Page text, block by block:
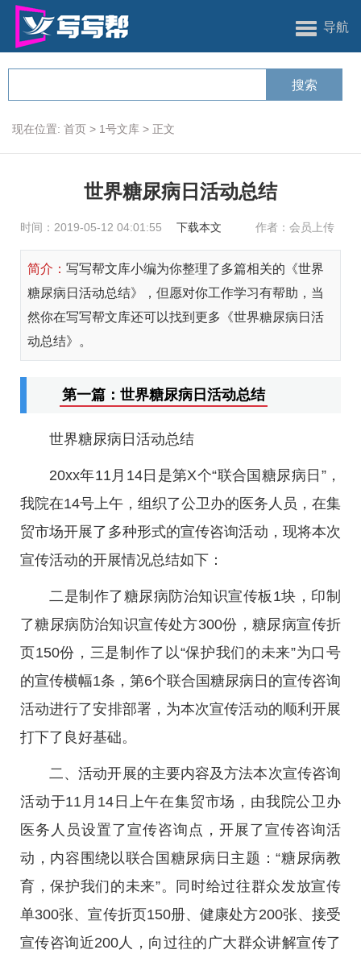
导航
现在位置: 首页 > 1号文库 > 正文
世界糖尿病日活动总结
时间：2019-05-12 04:01:55 下载本文 作者：会员上传
简介： 写写帮文库小编为你整理了多篇相关的《世界
糖尿病日活动总结》，但愿对你工作学习有帮助，当
然你在写写帮文库还可以找到更多《世界糖尿病日活
动总结》。
第一篇：世界糖尿病日活动总结
世界糖尿病日活动总结
20xx年11月14日是第X个“联合国糖尿病日”，
我院在14号上午，组织了公卫办的医务人员，在集
贸市场开展了多种形式的宣传咨询活动，现将本次
宣传活动的开展情况总结如下：
二是制作了糖尿病防治知识宣传板1块，印制
了糖尿病防治知识宣传处方300份，糖尿病宣传折
页150份，三是制作了以“保护我们的未来”为口号
的宣传横幅1条，第6个联合国糖尿病日的宣传咨询
活动进行了安排部署，为本次宣传活动的顺利开展
打下了良好基础。
二、活动开展的主要内容及方法本次宣传咨询
活动于11月14日上午在集贸市场，由我院公卫办
医务人员设置了宣传咨询点，开展了宣传咨询活
动，内容围绕以联合国糖尿病日主题：“糖尿病教
育，保护我们的未来”。同时给过往群众发放宣传
单300张、宣传折页150册、健康处方200张、接受
宣传咨询近200人，向过往的广大群众讲解宣传了